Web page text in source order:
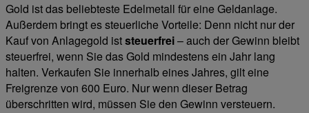
Gold ist das beliebteste Edelmetall für eine Geldanlage.
Außerdem bringt es steuerliche Vorteile: Denn nicht nur der
Kauf von Anlagegold iststeuerfrei– auch der Gewinn bleibt
steuerfrei, wenn Sie das Gold mindestens ein Jahr lang
halten. Verkaufen Sie innerhalb eines Jahres, gilt eine
Freigrenze von 600 Euro. Nur wenn dieser Betrag
überschritten wird, müssen Sie den Gewinn versteuern.